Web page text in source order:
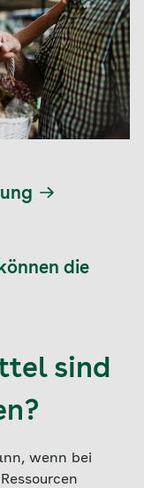
die
sind
wenn bei